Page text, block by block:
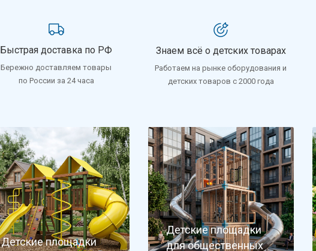
Быстрая доставка по РФ
Бережно доставляем товары
по России за 24 часа
Знаем всё о детских товарах
Работаем на рынке оборудования и
детских товаров с 2000 года
Детские площадки
Детские площадки
для общественных